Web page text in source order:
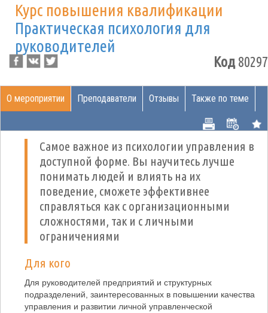
Курс повышения квалификации
Практическая психология для
руководителей
Код80297
О мероприятии Преподаватели Отзывы Также по теме
Самое важное из психологии управления в
доступной форме. Вы научитесь лучше
понимать людей и влиять на их
поведение, сможете эффективнее
справляться как с организационными
сложностями, так и с личными
ограничениями
Для кого
Для руководителей предприятий и структурных
подразделений, заинтересованных в повышении качества
управления и развитии личной управленческой